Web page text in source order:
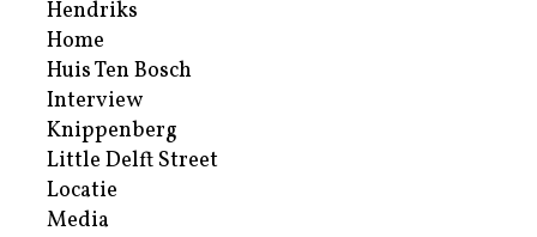
Hendriks
Home
Huis Ten Bosch
Interview
Knippenberg
Little Delft Street
Locatie
Media